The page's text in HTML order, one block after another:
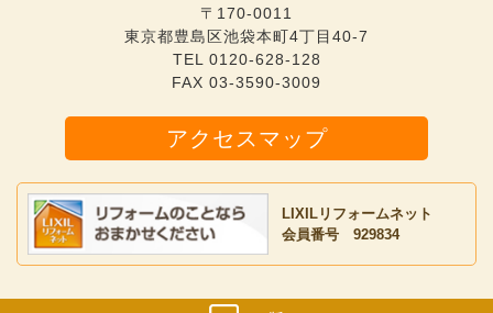
〒170-0011
東京都豊島区池袋本町4丁目40-7
TEL 0120-628-128
FAX 03-3590-3009
アクセスマップ
LIXILリフォームネット
会員番号 929834